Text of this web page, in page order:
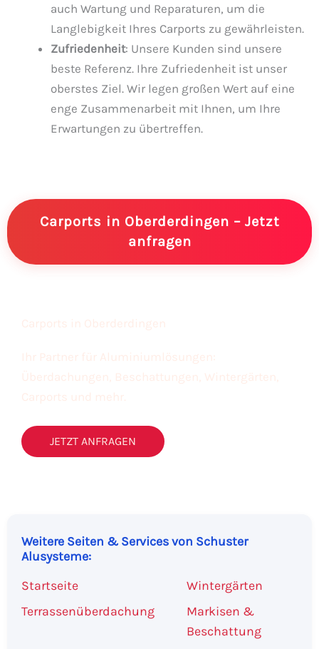
auch Wartung und Reparaturen, um die
Langlebigkeit Ihres Carports zu gewährleisten.
Zufriedenheit: Unsere Kunden sind unsere
beste Referenz. Ihre Zufriedenheit ist unser
oberstes Ziel. Wir legen großen Wert auf eine
enge Zusammenarbeit mit Ihnen, um Ihre
Erwartungen zu übertreffen.
Carports in Oberderdingen – Jetzt
anfragen
Carports in Oberderdingen
Ihr Partner für Aluminiumlösungen:
Überdachungen, Beschattungen, Wintergärten,
Carports und mehr.
JETZT ANFRAGEN
Weitere Seiten & Services von Schuster
Alusysteme:
Startseite
Wintergärten
Terrassenüberdachung
Markisen &
Beschattung